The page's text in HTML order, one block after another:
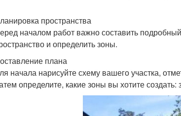
пространства
началом работ важно составить
и определить зоны.
плана
начала нарисуйте схему вашего участка,
определите, какие зоны вы хотите